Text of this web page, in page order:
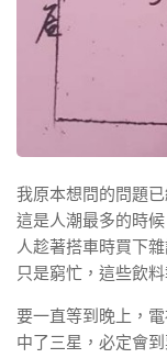
我原本想問的問題
這是人潮最多的時
人趁著搭車時買下
只是窮忙，這些飲
要一直等到晚上，
中了三星，必定會